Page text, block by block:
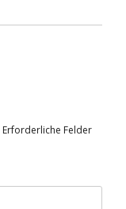
Erforderliche Felder